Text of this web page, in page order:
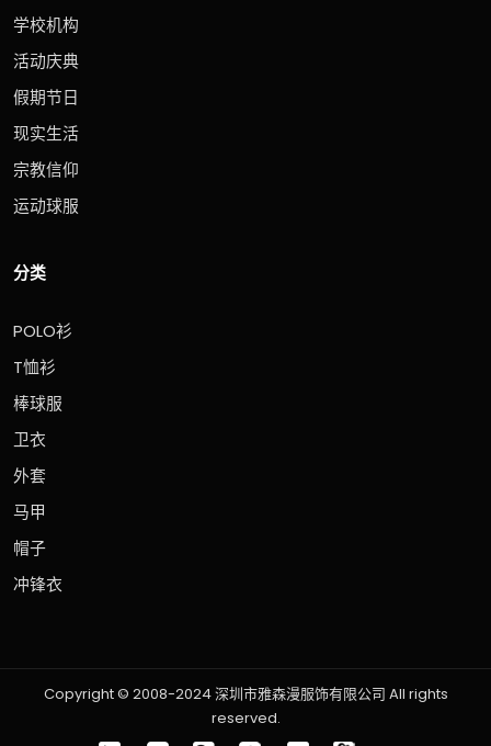
学校机构
活动庆典
假期节日
现实生活
宗教信仰
运动球服
分类
POLO衫
T恤衫
棒球服
卫衣
外套
马甲
帽子
冲锋衣
Copyright © 2008-2024 深圳市雅森漫服饰有限公司 All rights
reserved.